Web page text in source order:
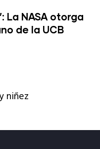
La NASA otorga
de la UCB
niñez